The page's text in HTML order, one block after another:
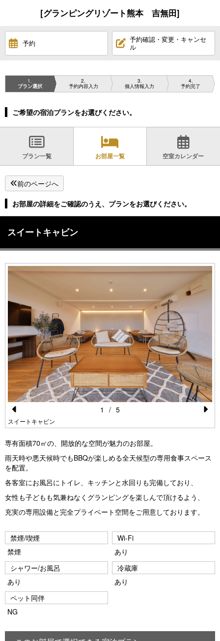
[グランピングリゾート熊本 吉無田]
予約
予約確認・変更・キャンセ
ル
1
プラン選択
2
予約内容入力
3
個人情報入力
4
予約完了
ご希望の宿泊プランをお選びください。
プラン一覧 お部屋一覧 空室カレンダー
前のページへ
お部屋の詳細をご確認のうえ、プランをお選びください。
スイートキャビン
Pr
vi
o
u
s
スイートキャビン
1 / 5
専有面積70㎡の、開放的な空間が魅力のお部屋。
雨天時や悪天候時でもBBQが楽しめる全天候型の専用食事スペース
を配置。
各客室にお風呂にトイレ、キッチンと水回りも完備しており、
女性も子どもも気兼ねなくグランピングを楽しんで頂けるよう、
充実の専用設備と完全プライベート空間をご用意しております。
禁煙/喫煙
禁煙
Wi-Fi
あり
シャワー/お風呂
あり
冷蔵庫
あり
ペット同伴
NG